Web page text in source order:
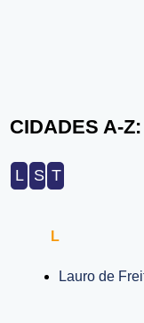
CIDADES A-Z:
L S T
L
Lauro de